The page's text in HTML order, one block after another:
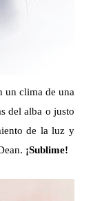
un clima de una
del alba o justo
de la luz y
¡Sublime!